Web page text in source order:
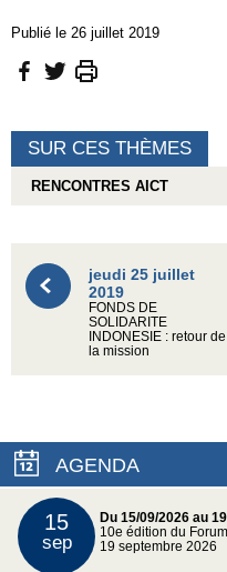
Publié le 26 juillet 2019
SUR CES THÈMES
RENCONTRES AICT
jeudi 25 juillet
2019
FONDS DE
SOLIDARITE
INDONESIE : retour de
la mission
AGENDA
15
sep
Du 15/09/2026 au
10e édition du
19 septembre 2026